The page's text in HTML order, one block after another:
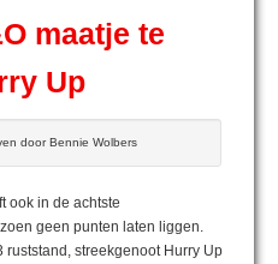
maatje te
Up
door Bennie Wolbers
ook in de achtste
geen punten laten liggen.
streekgenoot Hurry Up